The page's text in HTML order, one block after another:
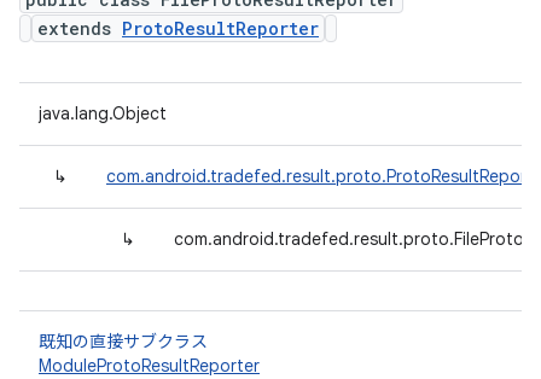
extends ProtoResultReporter
java.lang.Object
↳
↳
既知の直接サブクラス
ModuleProtoResultReporter